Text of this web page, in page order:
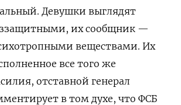
Девушки выглядят
их сообщник —
веществами. Их
все того же
отставной генерал
в том духе, что ФСБ